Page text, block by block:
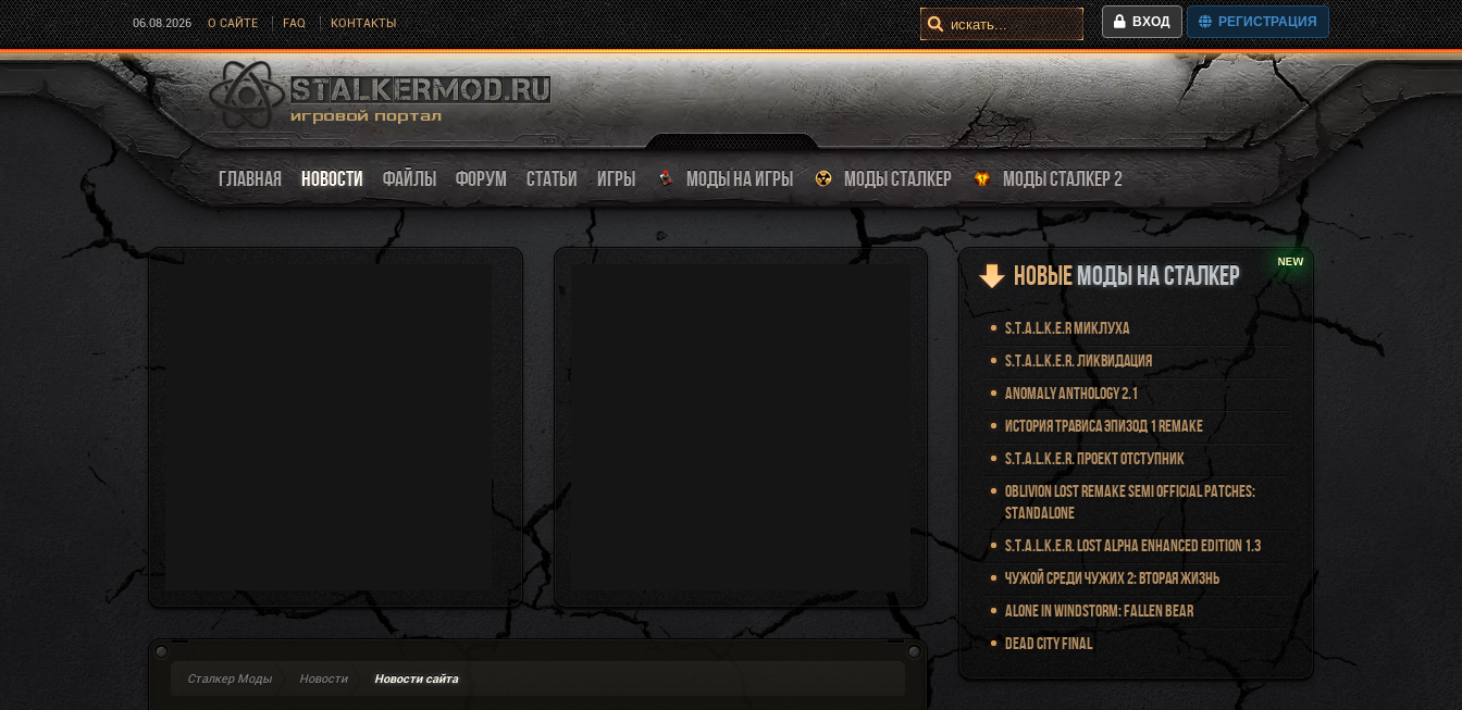
06.08.2026 О САЙТЕ FAQ КОНТАКТЫ ВХОД РЕГИСТРАЦИЯ
ГЛАВНАЯ НОВОСТИ ФАЙЛЫ ФОРУМ СТАТЬИ ИГРЫ МОДЫ НА ИГРЫ МОДЫ СТАЛКЕР МОДЫ СТАЛКЕР 2
Сталкер Моды Новости Новости сайта
НовыеМоды на Сталкер
S.T.A.L.K.E.R Миклуха
S.T.A.L.K.E.R. Ликвидация
Anomaly Anthology 2.1
История Трависа Эпизод 1 Remake
S.T.A.L.K.E.R. Проект Отступник
Oblivion Lost Remake Semi Official Patches:
Standalone
S.T.A.L.K.E.R. Lost Alpha Enhanced Edition 1.3
Чужой среди чужих 2: Вторая жизнь
Alone in Windstorm: Fallen Bear
Dead City Final